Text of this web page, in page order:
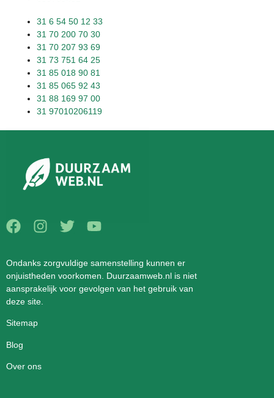
31 6 54 50 12 33
31 70 200 70 30
31 70 207 93 69
31 73 751 64 25
31 85 018 90 81
31 85 065 92 43
31 88 169 97 00
31 97010206119
Ondanks zorgvuldige samenstelling kunnen er
onjuistheden voorkomen. Duurzaamweb.nl is niet
aansprakelijk voor gevolgen van het gebruik van
deze site.
Sitemap
Blog
Over ons